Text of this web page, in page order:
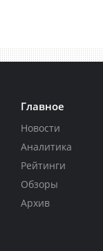
Главное
Новости
Аналитика
Рейтинги
Обзоры
Архив